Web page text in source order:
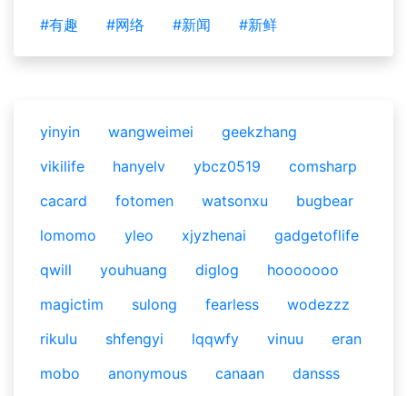
#有趣
#网络 #新闻 #新鲜
yinyin wangweimei
geekzhang
vikilife
hanyelv ybcz0519
comsharp
cacard
fotomen watsonxu
bugbear
lomomo
yleo xjyzhenai
gadgetoflife
qwill
youhuang diglog
hooooooo
magictim
sulong fearless
wodezzz
rikulu
shfengyi lqqwfy vinuu
eran
mobo
anonymous canaan
dansss